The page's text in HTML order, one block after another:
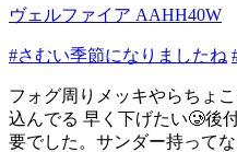
ヴェルファイア AAHH40W
#さむい季節になりましたね
フォグ周りメッキやらちょ
込んでる 早く下げたい🥲後
要でした。サンダー持って